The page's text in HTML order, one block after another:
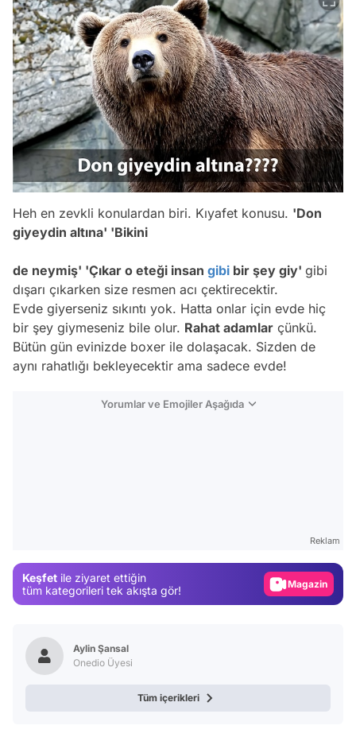
Heh en zevkli konulardan biri. Kıyafet konusu. 'Don
giyeydin altına' 'Bikini
de neymiş' 'Çıkar o eteği insan gibi bir şey giy' gibi
dışarı çıkarken size resmen acı çektirecektir.
Evde giyerseniz sıkıntı yok. Hatta onlar için evde hiç
bir şey giymeseniz bile olur. Rahat adamlar çünkü.
Bütün gün evinizde boxer ile dolaşacak. Sizden de
aynı rahatlığı bekleyecektir ama sadece evde!
Yorumlar ve Emojiler Aşağıda
Reklam
Keşfet ile ziyaret ettiğin
tüm kategorileri tek akışta gör!
Video
Aylin Şansal
Onedio Üyesi
Tüm içerikleri